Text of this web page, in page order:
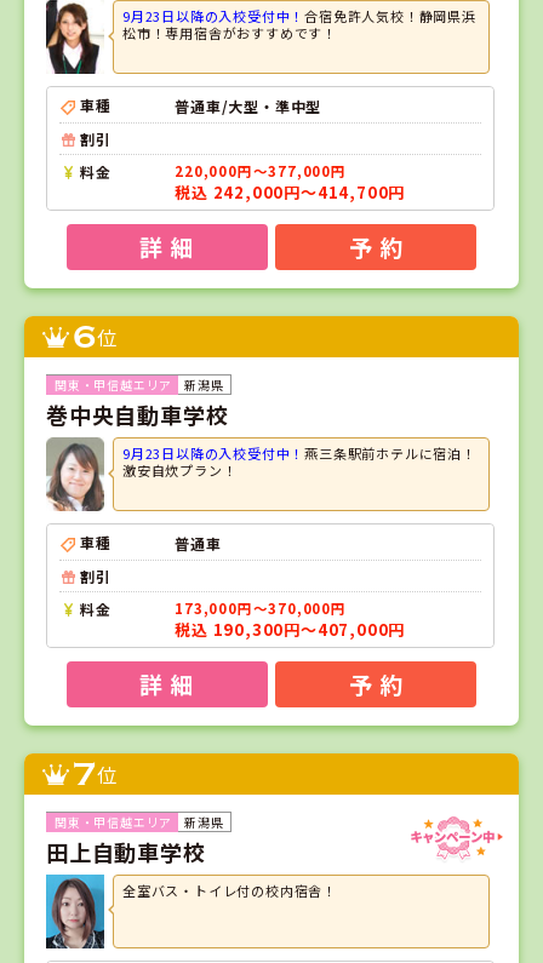
9月23日以降の入校受付中！合宿免許人気校！静岡県浜
松市！専用宿舎がおすすめです！
車種
普通車/大型・準中型
割引
料金
220,000円～377,000円
税込 242,000円～414,700円
詳 細 予 約
6位
新潟県
巻中央自動車学校
9月23日以降の入校受付中！燕三条駅前ホテルに宿泊！
激安自炊プラン！
車種
普通車
割引
料金
173,000円～370,000円
税込 190,300円～407,000円
詳 細 予 約
7位
新潟県
田上自動車学校
全室バス・トイレ付の校内宿舎！